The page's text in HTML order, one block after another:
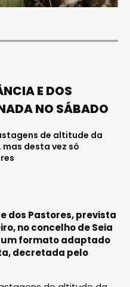
E DOS
NO SÁBADO
de altitude da
desta vez só
dos Pastores, prevista
no concelho de Seia
formato adaptado
decretada pelo